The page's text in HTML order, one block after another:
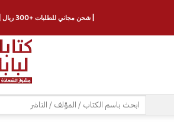
البحث
عن:
| شحن مجاني للطلبات +300 ريال | تغليف مجاني للطلبات +150 ريال |